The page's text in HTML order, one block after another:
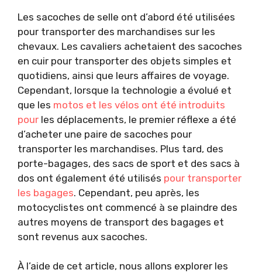
Les sacoches de selle ont d’abord été utilisées
pour transporter des marchandises sur les
chevaux. Les cavaliers achetaient des sacoches
en cuir pour transporter des objets simples et
quotidiens, ainsi que leurs affaires de voyage.
Cependant, lorsque la technologie a évolué et
que les motos et les vélos ont été introduits
pour les déplacements, le premier réflexe a été
d’acheter une paire de sacoches pour
transporter les marchandises. Plus tard, des
porte-bagages, des sacs de sport et des sacs à
dos ont également été utilisés pour transporter
les bagages. Cependant, peu après, les
motocyclistes ont commencé à se plaindre des
autres moyens de transport des bagages et
sont revenus aux sacoches.
À l’aide de cet article, nous allons explorer les